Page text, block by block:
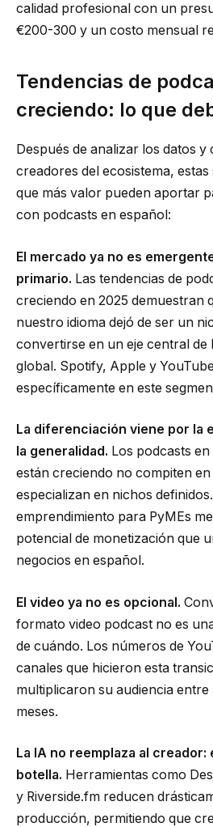
calidad profesional con un
€200-300 y un costo mensual
Tendencias de
creciendo: lo que
Después de analizar los datos
creadores del ecosistema,
que más valor pueden aportar
con podcasts en español:
El mercado ya no es
primario. Las tendencias de
creciendo en 2025 demuestran
nuestro idioma dejó de ser un
convertirse en un eje central de
global. Spotify, Apple y
específicamente en este
La diferenciación viene por la
la generalidad. Los podcasts
están creciendo no compiten
especializan en nichos
emprendimiento para PyMEs
potencial de monetización que
negocios en español.
El video ya no es opcional.
formato video podcast no es
de cuándo. Los números de
canales que hicieron esta
multiplicaron su audiencia entre
meses.
La IA no reemplaza al
botella. Herramientas como
y Riverside.fm reducen
producción, permitiendo que